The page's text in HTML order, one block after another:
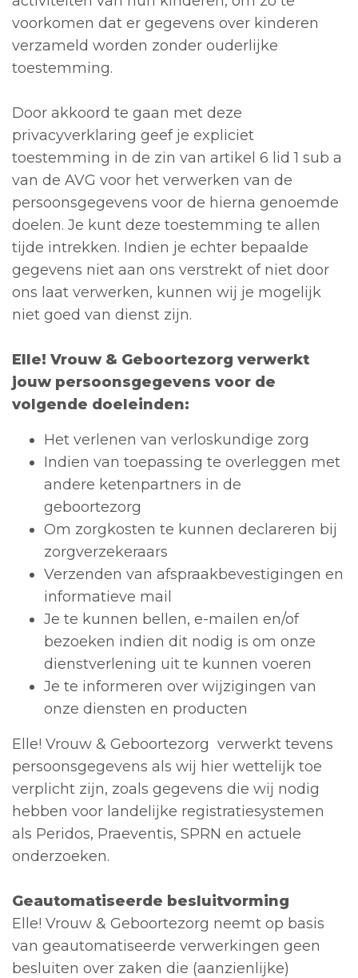
voorkomen dat er gegevens over kinderen
verzameld worden zonder ouderlijke
toestemming.
Door akkoord te gaan met deze
privacyverklaring geef je expliciet
toestemming in de zin van artikel 6 lid 1 sub a
van de AVG voor het verwerken van de
persoonsgegevens voor de hierna genoemde
doelen. Je kunt deze toestemming te allen
tijde intrekken. Indien je echter bepaalde
gegevens niet aan ons verstrekt of niet door
ons laat verwerken, kunnen wij je mogelijk
niet goed van dienst zijn.
Elle! Vrouw & Geboortezorg verwerkt
jouw persoonsgegevens voor de
volgende doeleinden:
Het verlenen van verloskundige zorg
Indien van toepassing te overleggen met
andere ketenpartners in de
geboortezorg
Om zorgkosten te kunnen declareren bij
zorgverzekeraars
Verzenden van afspraakbevestigingen en
informatieve mail
Je te kunnen bellen, e-mailen en/of
bezoeken indien dit nodig is om onze
dienstverlening uit te kunnen voeren
Je te informeren over wijzigingen van
onze diensten en producten
Elle! Vrouw & Geboortezorg verwerkt tevens
persoonsgegevens als wij hier wettelijk toe
verplicht zijn, zoals gegevens die wij nodig
hebben voor landelijke registratiesystemen
als Peridos, Praeventis, SPRN en actuele
onderzoeken.
Geautomatiseerde besluitvorming
Elle! Vrouw & Geboortezorg neemt op basis
van geautomatiseerde verwerkingen geen
besluiten over zaken die (aanzienlijke)